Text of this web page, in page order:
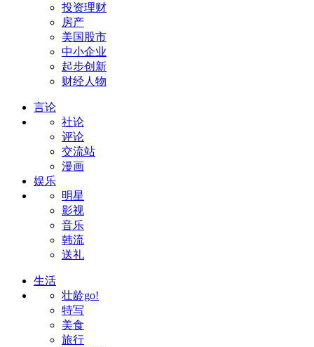
投资理财
房产
美国股市
中小企业
起步创新
财经人物
言论
社论
评论
交流站
漫画
娱乐
明星
影视
音乐
韩流
送礼
生活
壮龄go!
特写
美食
旅行